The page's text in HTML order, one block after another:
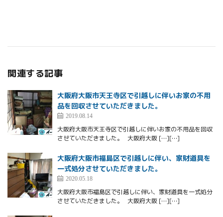
関連する記事
大阪府大阪市天王寺区で引越しに伴いお家の不用
品を回収させていただきました。
2019.08.14
大阪府大阪市天王寺区で引越しに伴いお家の不用品を回収
させていただきました。 大阪府大阪 […][…]
大阪府大阪市福島区で引越しに伴い、家財道具を
一式処分させていただきました。
2020.05.18
大阪府大阪市福島区で引越しに伴い、家財道具を一式処分
させていただきました。 大阪府大阪 […][…]